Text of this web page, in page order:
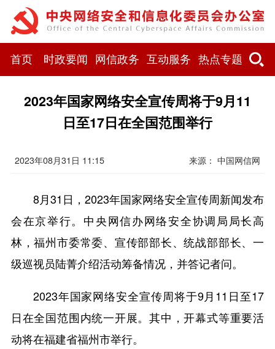
首页 时政要闻 网信政务 互动服务 热点专题
2023年国家网络安全宣传周将于9月11
日至17日在全国范围举行
2023年08月31日 11:15 来源： 中国网信网
8月31日，2023年国家网络安全宣传周新闻发布
会在京举行。中央网信办网络安全协调局局长高
林，福州市委常委、宣传部部长、统战部部长、一
级巡视员陆菁介绍活动筹备情况，并答记者问。
2023年国家网络安全宣传周将于9月11日至17
日在全国范围内统一开展。其中，开幕式等重要活
动将在福建省福州市举行。